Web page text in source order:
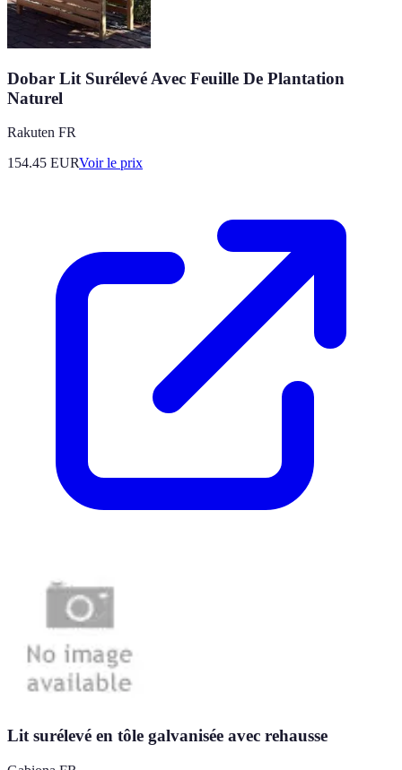
Dobar Lit Surélevé Avec Feuille De Plantation
Naturel
Rakuten FR
154.45 EURVoir le prix
Lit surélevé en tôle galvanisée avec rehausse